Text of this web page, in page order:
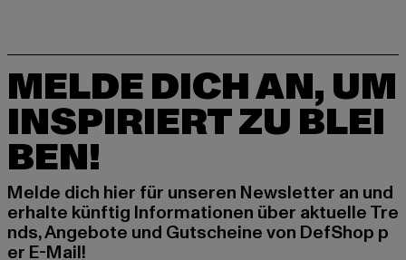
MELDE DICH AN, UM
INSPIRIERT ZU BLEI
BEN!
Melde dich hier für unseren Newsletter an und
erhalte künftig Informationen über aktuelle Tre
nds, Angebote und Gutscheine von DefShop p
er E-Mail!